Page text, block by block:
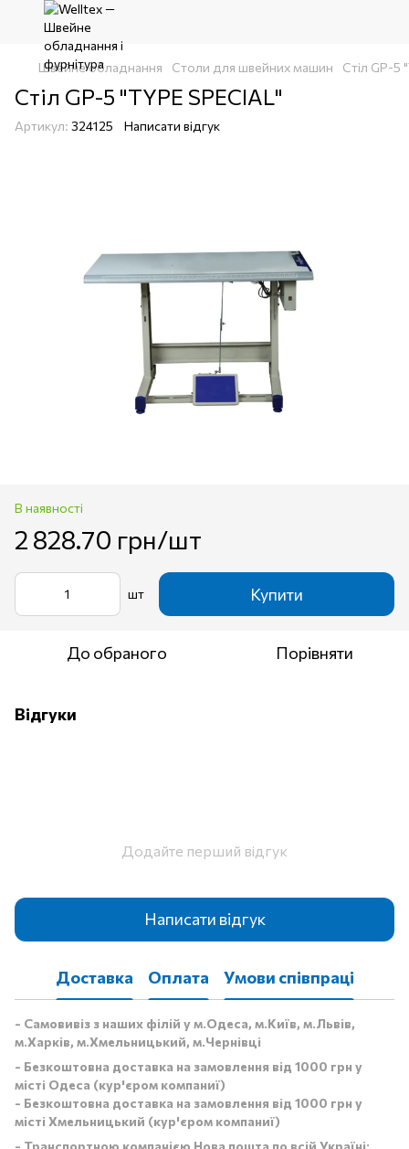
Швейне обладнання Столи для швейних машин Стіл GP-5
Стіл GP-5 "TYPE SPECIAL"
Артикул: 324125 Написати відгук
В наявності
2 828.70 грн/шт
шт Купити
До обраного Порівняти
Відгуки
Додайте перший відгук
Написати відгук
Доставка Оплата Умови співпраці
- Самовивіз з наших філій у м.Одеса, м.Київ, м.Львів,
м.Харків, м.Хмельницький, м.Чернівці
- Безкоштовна доставка на замовлення від 1000 грн у
місті Одеса (кур'єром компаниї)
- Безкоштовна доставка на замовлення від 1000 грн у
місті Хмельницький (кур'єром компаниї)
- Транспортною компанією Нова пошта по всій Україні: